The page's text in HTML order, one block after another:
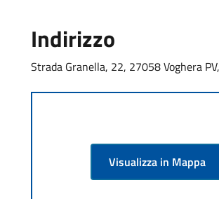
Indirizzo
Strada Granella, 22, 27058 Voghera
Visualizza in Mappa